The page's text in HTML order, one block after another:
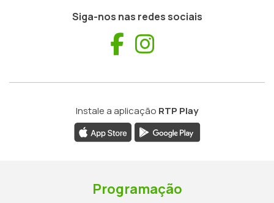
Siga-nos nas redes sociais
Facebook
Instale a aplicação RTP Play
Programação